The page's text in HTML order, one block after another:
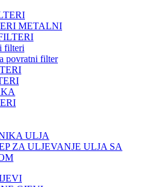
METALNI
filteri
povratni filter
ULJA
ZA ULJEVANJE ULJA SA